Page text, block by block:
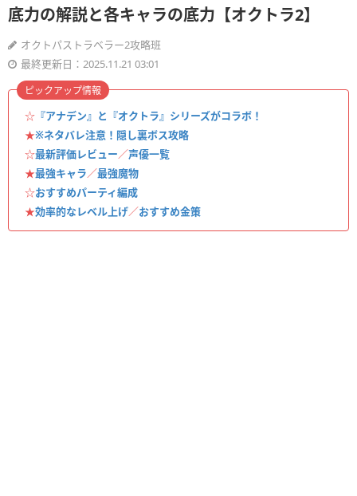
底力の解説と各キャラの底力【オクトラ2】
オクトパストラベラー2攻略班
最終更新日：2025.11.21 03:01
☆ 『アナデン』と『オクトラ』シリーズがコラボ！
★※ネタバレ注意！隠し裏ボス攻略
☆最新評価レビュー／声優一覧
★最強キャラ／最強魔物
☆おすすめパーティ編成
★効率的なレベル上げ／おすすめ金策
ピックアップ情報